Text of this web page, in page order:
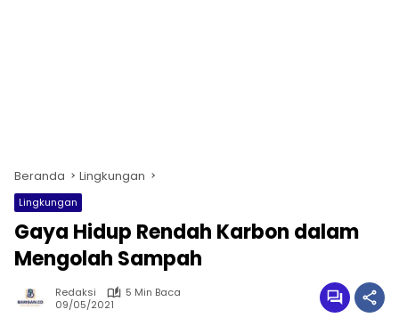
Beranda Lingkungan
Lingkungan
Gaya Hidup Rendah Karbon dalam
Mengolah Sampah
Redaksi
5 Min Baca
09/05/2021